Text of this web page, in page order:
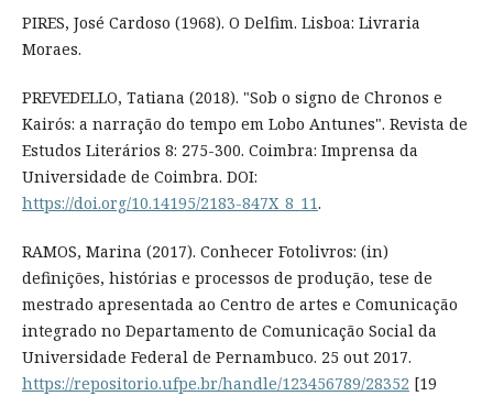
PIRES, José Cardoso (1968). O Delfim. Lisboa: Livraria
Moraes.
PREVEDELLO, Tatiana (2018). "Sob o signo de Chronos e
Kairós: a narração do tempo em Lobo Antunes". Revista de
Estudos Literários 8: 275-300. Coimbra: Imprensa da
Universidade de Coimbra. DOI:
https://doi.org/10.14195/2183-847X_8_11.
RAMOS, Marina (2017). Conhecer Fotolivros: (in)
definições, histórias e processos de produção, tese de
mestrado apresentada ao Centro de artes e Comunicação
integrado no Departamento de Comunicação Social da
Universidade Federal de Pernambuco. 25 out 2017.
https://repositorio.ufpe.br/handle/123456789/28352 [19